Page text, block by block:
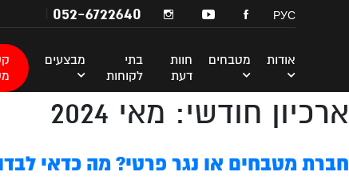
РУС
052-6722640
אודות מטבחים
חוות
דעת
בתי
לקוחות
מבצעים
ארכיון חודשי: מאי 2024
חברת מטבחים או נגר פרטי? מה כדאי